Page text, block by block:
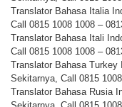
Translator Bahasa Italia
Call 0815 1008 1008 –
Translator Bahasa Itali
Call 0815 1008 1008 –
Translator Bahasa
Sekitarnya, Call 0815
Translator Bahasa Rusia